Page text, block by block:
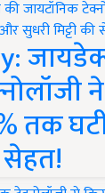
तक
सेहत!